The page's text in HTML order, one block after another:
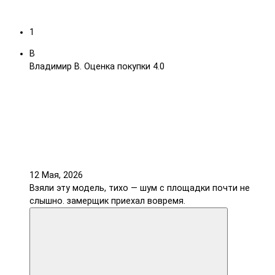
1
В
Владимир В. Оценка покупки 4.0
12 Мая, 2026
Взяли эту модель, тихо — шум с площадки почти не
слышно. замерщик приехал вовремя.